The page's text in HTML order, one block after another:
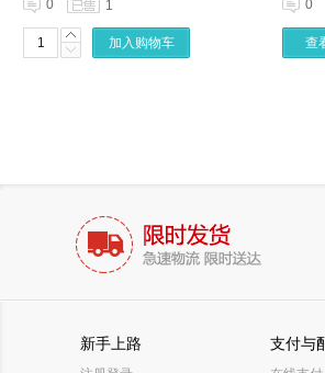
0
1
加入购物车
0
查
新手上路 支付与